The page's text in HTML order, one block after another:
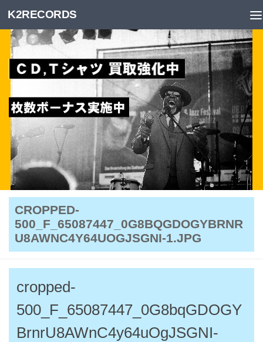
Skip to content
K2RECORDS
CROPPED-
500_F_65087447_0G8BQGDOGYBRNR
U8AWNC4Y64UOGJSGNI-1.JPG
cropped-
500_F_65087447_0G8bqGDOGY
BrnrU8AWnC4y64uOgJSGNI-